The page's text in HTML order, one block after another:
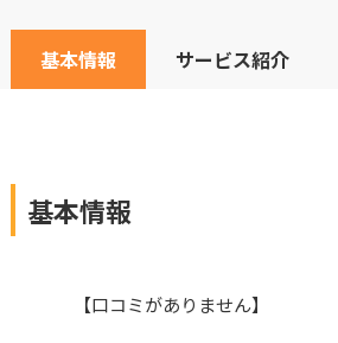
基本情報 サービス紹介
基本情報
【口コミがありません】